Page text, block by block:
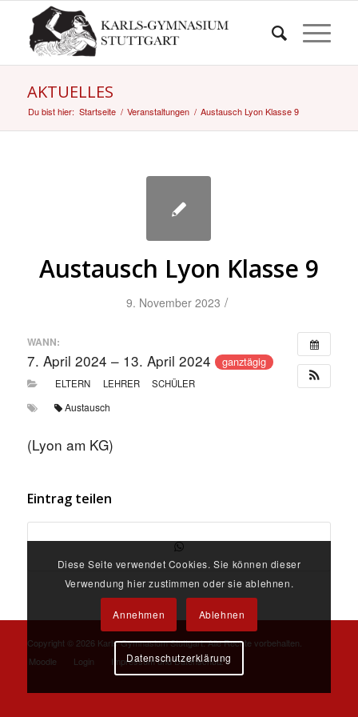
AKTUELLES
Du bist hier: Startseite / Veranstaltungen / Austausch Lyon Klasse 9
Austausch Lyon Klasse 9
9. November 2023 /
WANN:
7. April 2024 – 13. April 2024 ganztägig
ELTERN LEHRER SCHÜLER
Austausch
(Lyon am KG)
Eintrag teilen
Copyright © 2026 Karls-Gymnasium Stuttgart. Alle Rechte vorbehalten.
Moodle
Login Impressum und Datenschutz
Diese Seite verwendet Cookies. Sie können dieser
Verwendung hier zustimmen oder sie ablehnen.
Annehmen Ablehnen
Datenschutzerklärung